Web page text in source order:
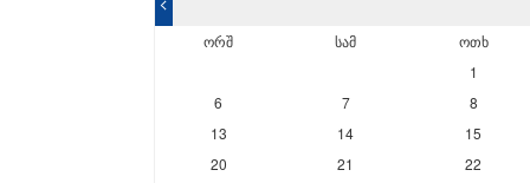
ორშ სამ
ოთხ
1
6
7
8
13
14
15
20
21
22